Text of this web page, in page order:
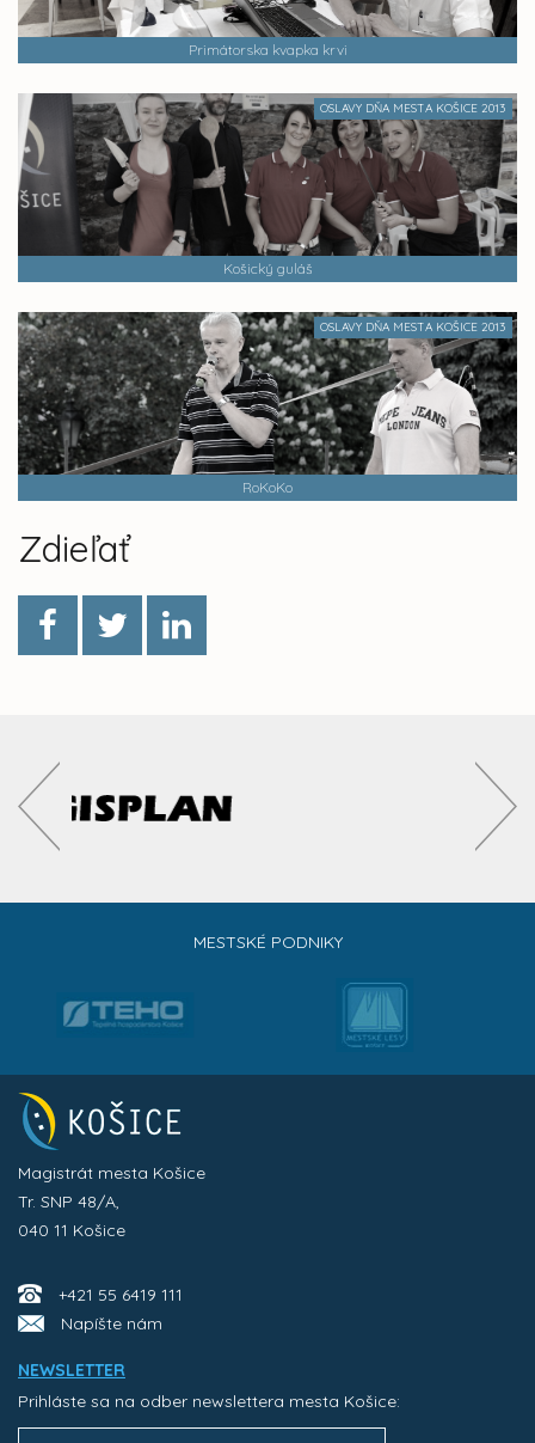
Primátorska kvapka krvi
OSLAVY DŇA MESTA KOŠICE 2013
Košický guláš
OSLAVY DŇA MESTA KOŠICE 2013
RoKoKo
Zdieľať
MESTSKÉ PODNIKY
Magistrát mesta Košice
Tr. SNP 48/A,
040 11 Košice
+421 55 6419 111
Napíšte nám
NEWSLETTER
Prihláste sa na odber newslettera mesta Košice: